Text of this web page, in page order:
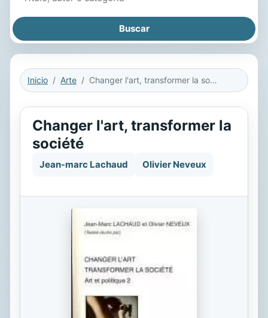
Inicio Arte Changer l'art, transformer la société
Changer l'art, transformer la
société
Jean-marc Lachaud Olivier Neveux